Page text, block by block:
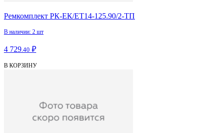
Ремкомплект РК-ЕК/ЕТ14-125.90/2-ТП
В наличии: 2 шт
4 729.40 ₽
В КОРЗИНУ